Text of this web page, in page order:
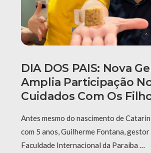
DIA DOS PAIS: Nova
Amplia Participação
Cuidados Com Os
Antes mesmo do nascimento de
com 5 anos, Guilherme Fontana, gestor
Faculdade Internacional da Paraíba …